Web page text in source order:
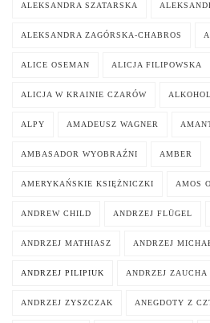
ALEKSANDRA SZATARSKA
ALEKSANDRA ZAGÓRSKA-CHABROS
ALICE OSEMAN ALICJA FILIPOWSKA
ALICJA W KRAINIE CZARÓW
ALPY AMADEUSZ WAGNER
AMBASADOR WYOBRAŹNI AMBER
AMERYKAŃSKIE KSIĘŻNICZKI AMOS
ANDREW CHILD ANDRZEJ FLÜGEL
ANDRZEJ MATHIASZ ANDRZEJ
ANDRZEJ PILIPIUK ANDRZEJ ZAUCHA
ANDRZEJ ZYSZCZAK ANEGDOTY Z